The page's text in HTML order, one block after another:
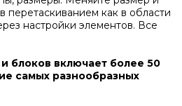
перетаскиванием как в области
настройки элементов. Все
блоков включает более 50
самых разнообразных